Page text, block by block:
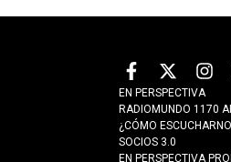
EN PERSPECTIVA
RADIOMUNDO 1170
¿CÓMO
SOCIOS 3.0
EN PERSPECTIVA